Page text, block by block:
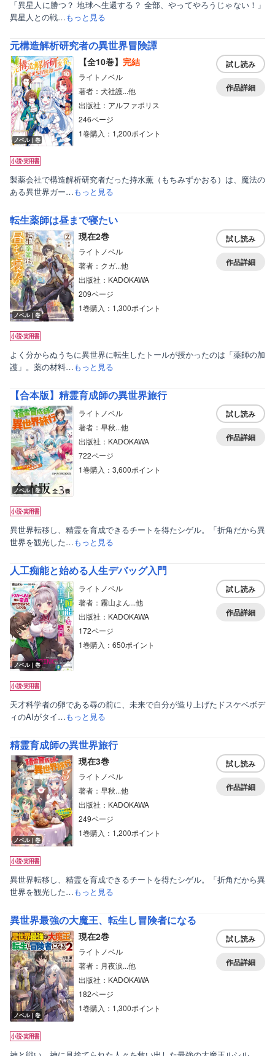
「異星人に勝つ？ 地球へ生還する？ 全部、やってやろうじゃない！」
異星人との戦…もっと見る
元構造解析研究者の異世界冒険譚
ノベル｜巻
【全10巻】 完結
ライトノベル
著者：犬社護...他
出版社：アルファポリス
246ページ
1巻購入：1,200ポイント
試し読み
作品詳細
製薬会社で構造解析研究者だった持水薫（もちみずかおる）は、魔法の
ある異世界ガー…もっと見る
転生薬師は昼まで寝たい
ノベル｜巻
現在2巻
ライトノベル
著者：クガ...他
出版社：KADOKAWA
209ページ
1巻購入：1,300ポイント
試し読み
作品詳細
よく分からぬうちに異世界に転生したトールが授かったのは「薬師の加
護」。薬の材料…もっと見る
【合本版】精霊育成師の異世界旅行
ノベル｜巻
ライトノベル
著者：早秋...他
出版社：KADOKAWA
722ページ
1巻購入：3,600ポイント
試し読み
作品詳細
異世界転移し、精霊を育成できるチートを得たシゲル。「折角だから異
世界を観光した…もっと見る
人工痴能と始める人生デバッグ入門
ノベル｜巻
ライトノベル
著者：霧山よん...他
出版社：KADOKAWA
172ページ
1巻購入：650ポイント
試し読み
作品詳細
天才科学者の卵である尋の前に、未来で自分が造り上げたドスケベボデ
ィのAIがタイ…もっと見る
精霊育成師の異世界旅行
ノベル｜巻
現在3巻
ライトノベル
著者：早秋...他
出版社：KADOKAWA
249ページ
1巻購入：1,200ポイント
試し読み
作品詳細
異世界転移し、精霊を育成できるチートを得たシゲル。「折角だから異
世界を観光した…もっと見る
異世界最強の大魔王、転生し冒険者になる
ノベル｜巻
現在2巻
ライトノベル
著者：月夜涙...他
出版社：KADOKAWA
182ページ
1巻購入：1,300ポイント
試し読み
作品詳細